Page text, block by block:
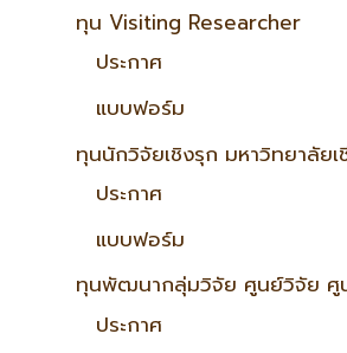
ทุน Visiting Researcher
ประกาศ
แบบฟอร์ม
ทุนนักวิจัยเชิงรุก มหาวิทยาลัยเ
ประกาศ
แบบฟอร์ม
ทุนพัฒนากลุ่มวิจัย ศูนย์วิจัย ศู
ประกาศ